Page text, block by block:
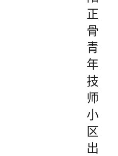
正
骨
青
年
技
师
小
区
出